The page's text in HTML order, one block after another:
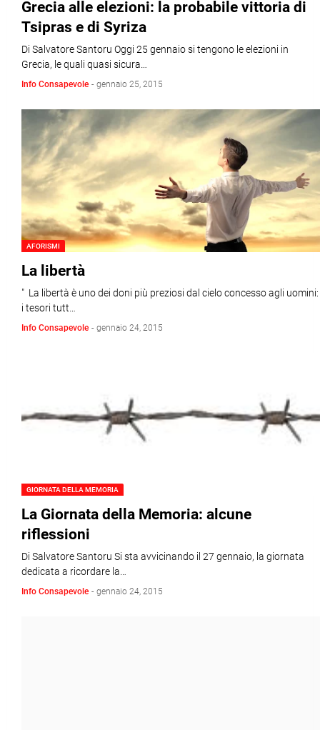
Grecia alle elezioni: la probabile vittoria di
Tsipras e di Syriza
Di Salvatore Santoru Oggi 25 gennaio si tengono le elezioni in
Grecia, le quali quasi sicura…
Info Consapevole - gennaio 25, 2015
AFORISMI
La libertà
" La libertà è uno dei doni più preziosi dal cielo concesso agli uomini:
i tesori tutt…
Info Consapevole - gennaio 24, 2015
GIORNATA DELLA MEMORIA
La Giornata della Memoria: alcune
riflessioni
Di Salvatore Santoru Si sta avvicinando il 27 gennaio, la giornata
dedicata a ricordare la…
Info Consapevole - gennaio 24, 2015